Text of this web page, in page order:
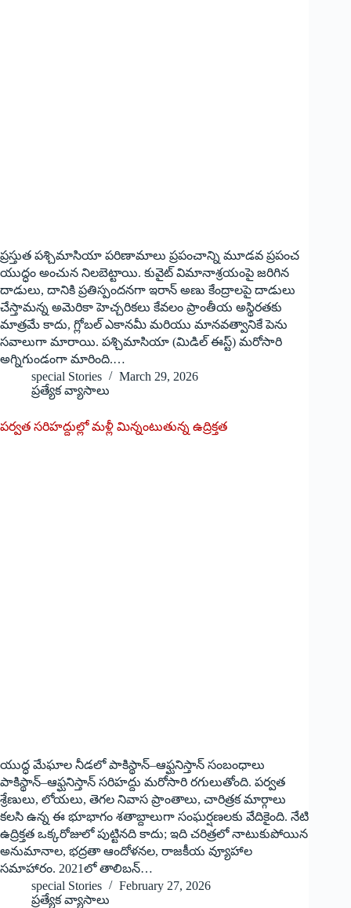
ప్రస్తుత పశ్చిమాసియా పరిణామాలు ప్రపంచాన్ని మూడవ ప్రపంచ
యుద్ధం అంచున నిలబెట్టాయి. కువైట్ విమానాశ్రయంపై జరిగిన
దాడులు, దానికి ప్రతిస్పందనగా ఇరాన్ అణు కేంద్రాలపై దాడులు
చేస్తామన్న అమెరికా హెచ్చరికలు కేవలం ప్రాంతీయ అస్థిరతకు
మాత్రమే కాదు, గ్లోబల్ ఎకానమీ మరియు మానవత్వానికే పెను
సవాలుగా మారాయి. పశ్చిమాసియా (మిడిల్ ఈస్ట్) మరోసారి
అగ్నిగుండంగా మారింది.…
special Stories
March 29, 2026
ప్రత్యేక వ్యాసాలు
పర్వత సరిహద్దుల్లో మళ్లీ మిన్నంటుతున్న ఉద్రిక్తత
యుద్ధ మేఘాల నీడలో పాకిస్థాన్–ఆఫ్ఘనిస్తాన్ సంబంధాలు
పాకిస్థాన్–ఆఫ్ఘనిస్తాన్ సరిహద్దు మరోసారి రగులుతోంది. పర్వత
శ్రేణులు, లోయలు, తెగల నివాస ప్రాంతాలు, చారిత్రక మార్గాలు
కలసి ఉన్న ఈ భూభాగం శతాబ్దాలుగా సంఘర్షణలకు వేదికైంది. నేటి
ఉద్రిక్తత ఒక్కరోజులో పుట్టినది కాదు; ఇది చరిత్రలో నాటుకుపోయిన
అనుమానాల, భద్రతా ఆందోళనల, రాజకీయ వ్యూహాల
సమాహారం. 2021లో తాలిబన్…
special Stories
February 27, 2026
ప్రత్యేక వ్యాసాలు